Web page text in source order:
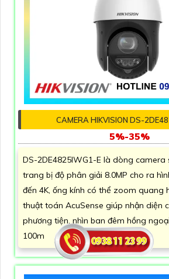
CAMERA HIKVISION DS-
5%-35%
DS-2DE4825IWG1-E là dòng
trang bị độ phân giải 8.0MP cho ra
đến 4K, ống kính có thể zoom quang
thuật toán AcuSense giúp nhận diện
phương tiện, nhìn ban đêm hồng
100m